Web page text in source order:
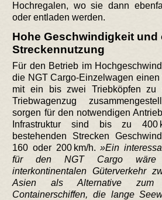
Hochregalen, wo sie dann
oder entladen werden.
Hohe Geschwindigkeit und
Streckennutzung
Für den Betrieb im
die NGT Cargo-Einzelwagen einen
mit ein bis zwei Triebköpfen zu
Triebwagenzug
sorgen für den notwendigen
Infrastruktur sind bis zu 400
bestehenden Strecken
160 oder 200 km/h. Ein
für den NGT Cargo
interkontinentalen Güterverkehr
Asien als Alternative zum
Containerschiffen, die lange